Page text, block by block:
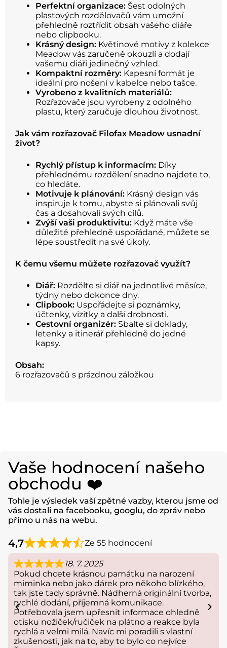
Perfektní organizace: Šest odolných
plastových rozdělovačů vám umožní
přehledně roztřídit obsah vašeho diáře
nebo clipbooku.
Krásný design: Květinové motivy z kolekce
Meadow vás zaručeně okouzlí a dodají
vašemu diáři jedinečný vzhled.
Kompaktní rozměry: Kapesní formát je
ideální pro nošení v kabelce nebo tašce.
Vyrobeno z kvalitních materiálů:
Rozřazovače jsou vyrobeny z odolného
plastu, který zaručuje dlouhou životnost.
Jak vám rozřazovač Filofax Meadow usnadní
život?
Rychlý přístup k informacím: Díky
přehlednému rozdělení snadno najdete to,
co hledáte.
Motivuje k plánování: Krásný design vás
inspiruje k tomu, abyste si plánovali svůj
čas a dosahovali svých cílů.
Zvýší vaši produktivitu: Když máte vše
důležité přehledně uspořádané, můžete se
lépe soustředit na své úkoly.
K čemu všemu můžete rozřazovač využít?
Diář: Rozdělte si diář na jednotlivé měsíce,
týdny nebo dokonce dny.
Clipbook: Uspořádejte si poznámky,
účtenky, vizitky a další drobnosti.
Cestovní organizér: Sbalte si doklady,
letenky a itinerář přehledně do jedné
kapsy.
Obsah:
6 rozřazovačů s prázdnou záložkou
Vaše hodnocení našeho
obchodu ❤️
Tohle je výsledek vaší zpětné vazby, kterou jsme od
vás dostali na facebooku, googlu, do zpráv nebo
přímo u nás na webu.
4,7 Ze 55 hodnocení
18. 7. 2025
Pokud chcete krásnou památku na narození
miminka nebo jako dárek pro někoho blízkého,
tak jste tady správně. Nádherná originální tvorba,
rychlé dodání, příjemná komunikace.
Potřebovala jsem upřesnit informace ohledně
otisku nožiček/ručiček na plátno a reakce byla
rychlá a velmi milá. Navíc mi poradili s vlastní
zkušenosti, jak na to, aby to bylo co nejvíce